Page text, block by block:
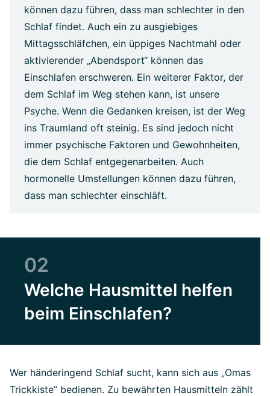
können dazu führen, dass man schlechter in den
Schlaf findet. Auch ein zu ausgiebiges
Mittagsschläfchen, ein üppiges Nachtmahl oder
aktivierender „Abendsport“ können das
Einschlafen erschweren. Ein weiterer Faktor, der
dem Schlaf im Weg stehen kann, ist unsere
Psyche. Wenn die Gedanken kreisen, ist der Weg
ins Traumland oft steinig. Es sind jedoch nicht
immer psychische Faktoren und Gewohnheiten,
die dem Schlaf entgegenarbeiten. Auch
hormonelle Umstellungen können dazu führen,
dass man schlechter einschläft.
02
Welche Hausmittel helfen
beim Einschlafen?
Wer händeringend Schlaf sucht, kann sich aus „Omas
Trickkiste“ bedienen. Zu bewährten Hausmitteln zählt